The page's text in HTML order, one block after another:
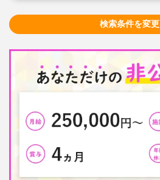
検索条件を変更